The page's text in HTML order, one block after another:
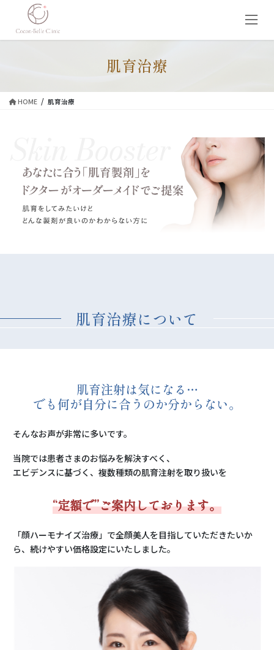
動
に
肌育治療
HOME 肌育治療
肌育治療について
肌育注射は気になる…
でも何が自分に合うのか分からない。
そんなお声が非常に多いです。
当院では患者さまのお悩みを解決すべく、
エビデンスに基づく、複数種類の肌育注射を取り扱いを
“定額で”ご案内しております。
「顔ハーモナイズ治療」で全顔美人を目指していただきたいか
ら、続けやすい価格設定にいたしました。